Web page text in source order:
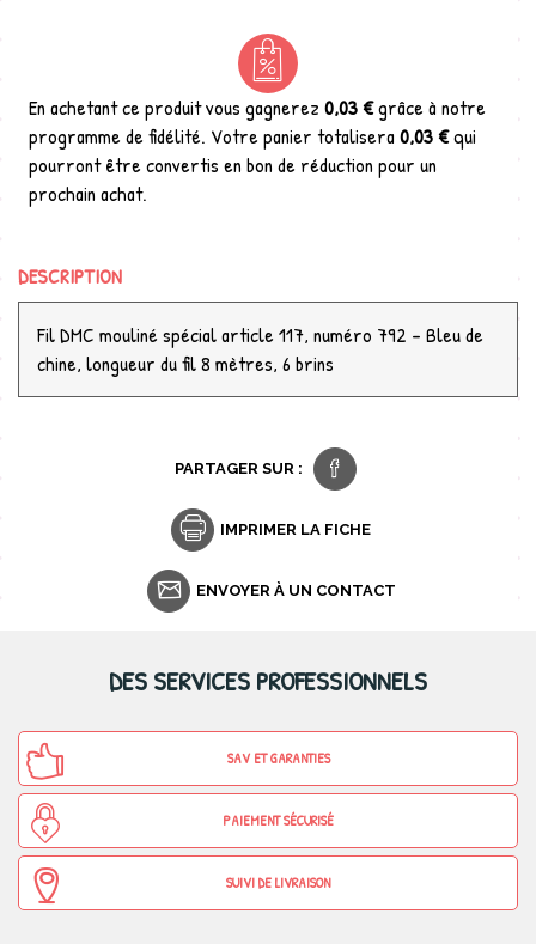
En achetant ce produit vous gagnerez 0,03 €grâce à notre
programme de fidélité. Votre panier totalisera 0,03 €qui
pourront être convertis en bon de réduction pour un
prochain achat.
DESCRIPTION
Fil DMC mouliné spécial article 117, numéro 792 - Bleu de
chine, longueur du fil 8 mètres, 6 brins
PARTAGER SUR :
IMPRIMER LA FICHE
ENVOYER À UN CONTACT
DES SERVICES PROFESSIONNELS
SAV ET GARANTIES
PAIEMENT SÉCURISÉ
SUIVI DE LIVRAISON